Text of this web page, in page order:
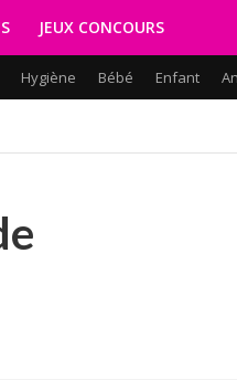
JEUX CONCOURS
Hygiène Bébé Enfant